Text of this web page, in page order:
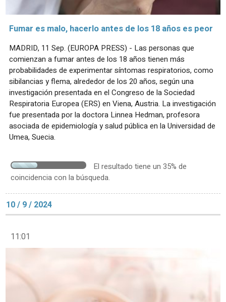
Fumar es malo, hacerlo antes de los 18 años es peor
MADRID, 11 Sep. (EUROPA PRESS) - Las personas que
comienzan a fumar antes de los 18 años tienen más
probabilidades de experimentar síntomas respiratorios, como
sibilancias y flema, alrededor de los 20 años, según una
investigación presentada en el Congreso de la Sociedad
Respiratoria Europea (ERS) en Viena, Austria. La investigación
fue presentada por la doctora Linnea Hedman, profesora
asociada de epidemiología y salud pública en la Universidad de
Umea, Suecia.
El resultado tiene un 35% de
coincidencia con la búsqueda.
10 / 9 / 2024
11:01